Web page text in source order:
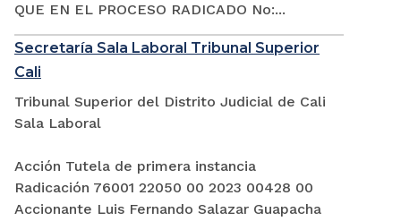
QUE EN EL PROCESO RADICADO No:...
Secretaría Sala Laboral Tribunal Superior
Cali
Tribunal Superior del Distrito Judicial de Cali
Sala Laboral
Acción Tutela de primera instancia
Radicación 76001 22050 00 2023 00428 00
Accionante Luis Fernando Salazar Guapacha